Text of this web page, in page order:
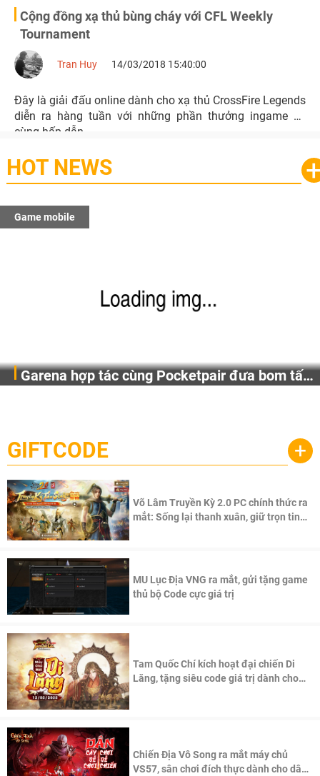
Cộng đồng xạ thủ bùng cháy với CFL Weekly
Tournament
Tran Huy 14/03/2018 15:40:00
Đây là giải đấu online dành cho xạ thủ CrossFire Legends
diễn ra hàng tuần với những phần thưởng ingame vô
cùng hấp dẫn.
HOT NEWS
Game mobile
Garena hợp tác cùng Pocketpair đưa bom tấn
cầu, theo giấy phép chính thức từ công ty game Nhật Bản
Pocketpair, Inc.
GIFTCODE +
Võ Lâm Truyền Kỳ 2.0 PC chính thức ra
mắt: Sống lại thanh xuân, giữ trọn tinh
MU Lục Địa VNG ra mắt, gửi tặng game
thủ bộ Code cực giá trị
Tam Quốc Chí kích hoạt đại chiến Di
Lăng, tặng siêu code giá trị dành cho
Chiến Địa Vô Song ra mắt máy chủ
VS57, sân chơi đích thực dành cho dân